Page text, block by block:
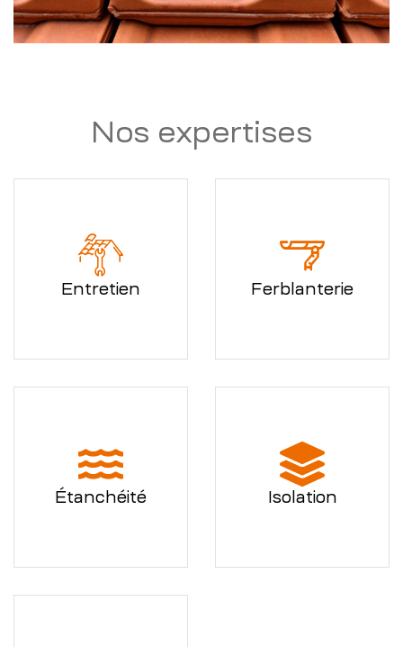
Nos expertises
Entretien Ferblanterie
Étanchéité Isolation